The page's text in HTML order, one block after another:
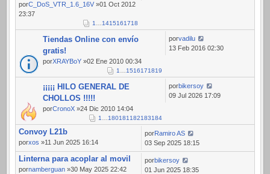
porC_DoS_VTR_1.6_16V »01 Oct 2012
23:37
1 1415161718
Tiendas Online con envío
gratis!
porXRAYBoY »02 Ene 2010 00:34
1 1516171819
porvadilu
13 Feb 2016 02:30
¡¡¡¡¡ HILO GENERAL DE
CHOLLOS !!!!!
porCronoX »24 Dic 2010 14:04
1 180181 182183184
porbikersoy
09 Jul 2026 17:09
Convoy L21b
porxos »11 Jun 2025 16:14
porRamiro AS
03 Sep 2025 18:15
Linterna para acoplar al movil
pornamberguan »30 May 2025 22:42
porbikersoy
01 Jun 2025 18:35